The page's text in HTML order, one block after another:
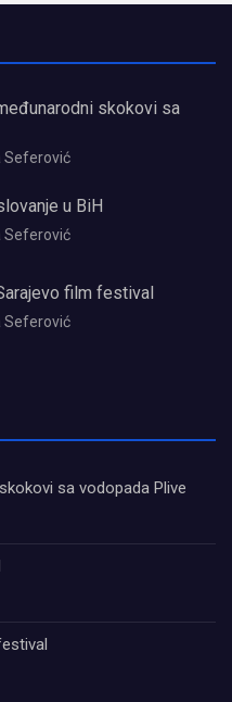
skokovi sa
Seferović
u BiH
Seferović
film festival
Seferović
sa vodopada Plive